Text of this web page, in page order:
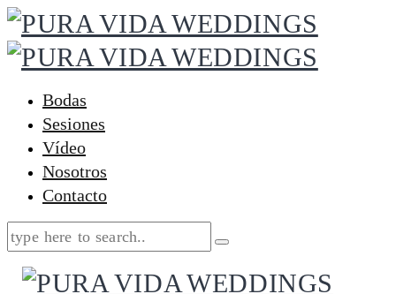
Bodas
Sesiones
Vídeo
Nosotros
Contacto